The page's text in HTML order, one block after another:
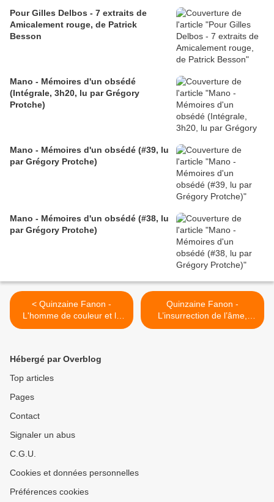
Pour Gilles Delbos - 7 extraits de
Amicalement rouge, de Patrick
Besson
Mano - Mémoires d'un obsédé
(Intégrale, 3h20, lu par Grégory
Protche)
Mano - Mémoires d'un obsédé (#39, lu
par Grégory Protche)
Mano - Mémoires d'un obsédé (#38, lu
par Grégory Protche)
< Quinzaine Fanon -
L'homme de couleur et la
Blanche, lu par Grégory
Quinzaine Fanon -
L’insurrection de l’âme,
l'autobiographie imaginée
Hébergé par Overblog
Top articles
Pages
Contact
Signaler un abus
C.G.U.
Cookies et données personnelles
Préférences cookies